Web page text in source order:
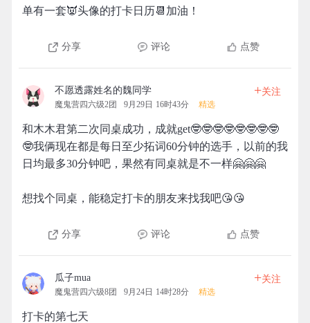
单有一套👿头像的打卡日历📆加油！
分享 评论 点赞
不愿透露姓名的魏同学
魔鬼营四六级2团 9月29日 16时43分 精选
+关注
和木木君第二次同桌成功，成就get🤓🤓🤓🤓🤓🤓🤓🤓
🤓我俩现在都是每日至少拓词60分钟的选手，以前的我
日均最多30分钟吧，果然有同桌就是不一样🤗🤗🤗
想找个同桌，能稳定打卡的朋友来找我吧😘😘
分享 评论 点赞
瓜子mua
魔鬼营四六级8团 9月24日 14时28分 精选
+关注
打卡的第七天